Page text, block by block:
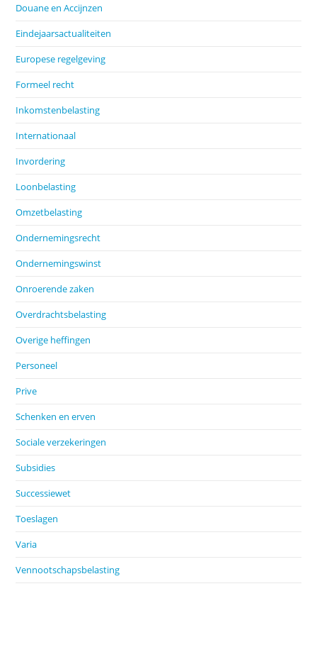
Douane en Accijnzen
Eindejaarsactualiteiten
Europese regelgeving
Formeel recht
Inkomstenbelasting
Internationaal
Invordering
Loonbelasting
Omzetbelasting
Ondernemingsrecht
Ondernemingswinst
Onroerende zaken
Overdrachtsbelasting
Overige heffingen
Personeel
Prive
Schenken en erven
Sociale verzekeringen
Subsidies
Successiewet
Toeslagen
Varia
Vennootschapsbelasting